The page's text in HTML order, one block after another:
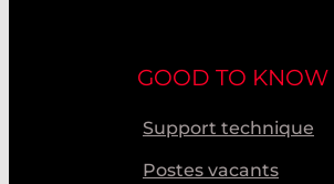
GOOD TO KNOW
Support technique
Postes vacants